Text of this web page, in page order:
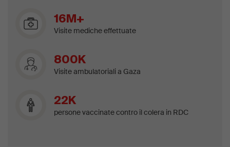
16M+
Visite mediche effettuate
800K
Visite ambulatoriali a Gaza
22K
persone vaccinate contro il colera in RDC